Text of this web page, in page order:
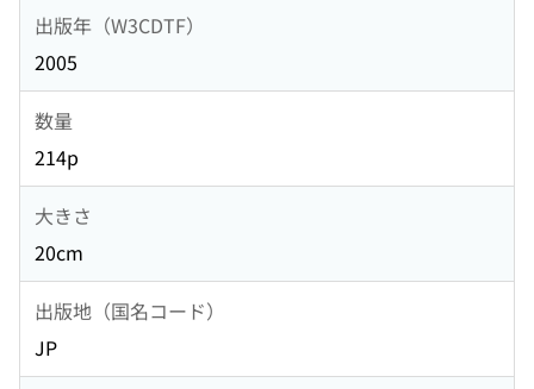
出版年（W3CDTF）
2005
数量
214p
大きさ
20cm
出版地（国名コード）
JP